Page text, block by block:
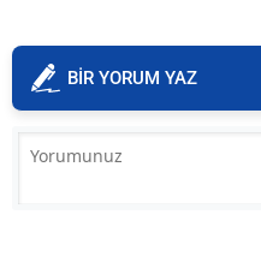
BİR YORUM YAZ